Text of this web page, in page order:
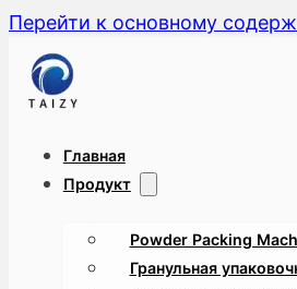
Перейти к основному
Главная
Продукт
Powder Packing
Гранульная